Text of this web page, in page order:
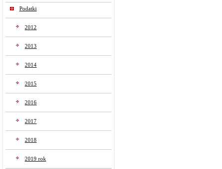
Podatki
2012
2013
2014
2015
2016
2017
2018
2019 rok